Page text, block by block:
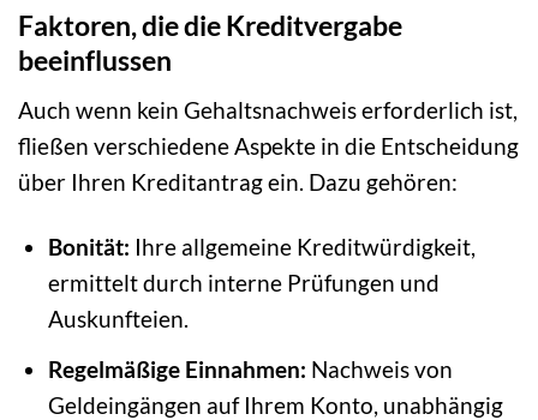
Faktoren, die die Kreditvergabe
beeinflussen
Auch wenn kein Gehaltsnachweis erforderlich ist,
fließen verschiedene Aspekte in die Entscheidung
über Ihren Kreditantrag ein. Dazu gehören:
Bonität: Ihre allgemeine Kreditwürdigkeit,
ermittelt durch interne Prüfungen und
Auskunfteien.
Regelmäßige Einnahmen: Nachweis von
Geldeingängen auf Ihrem Konto, unabhängig